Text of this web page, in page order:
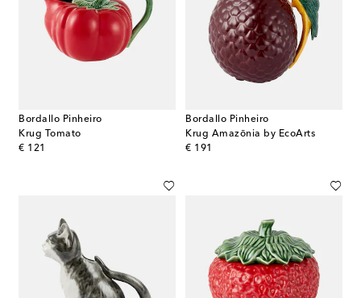
Bordallo Pinheiro
Krug Tomato
€ 121
original price
Bordallo Pinheiro
Krug Amazōnia by EcoArts
€ 191
original price